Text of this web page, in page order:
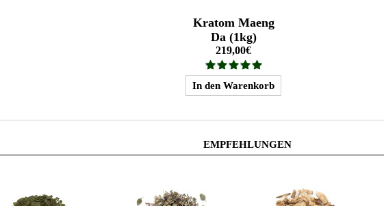
Kratom Maeng
Da (1kg)
219,00€
EMPFEHLUNGEN